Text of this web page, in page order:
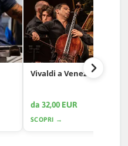
Vivaldi a Venezia
da 32,00 EUR
SCOPRI →